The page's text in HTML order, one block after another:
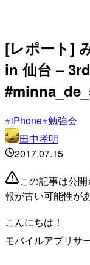
[レポート]
in 仙台 –
iPhone 勉強会
田中孝明
2017.07.15
この記事は公
報が古い可能性が
こんにちは！
モバイルアプリサ